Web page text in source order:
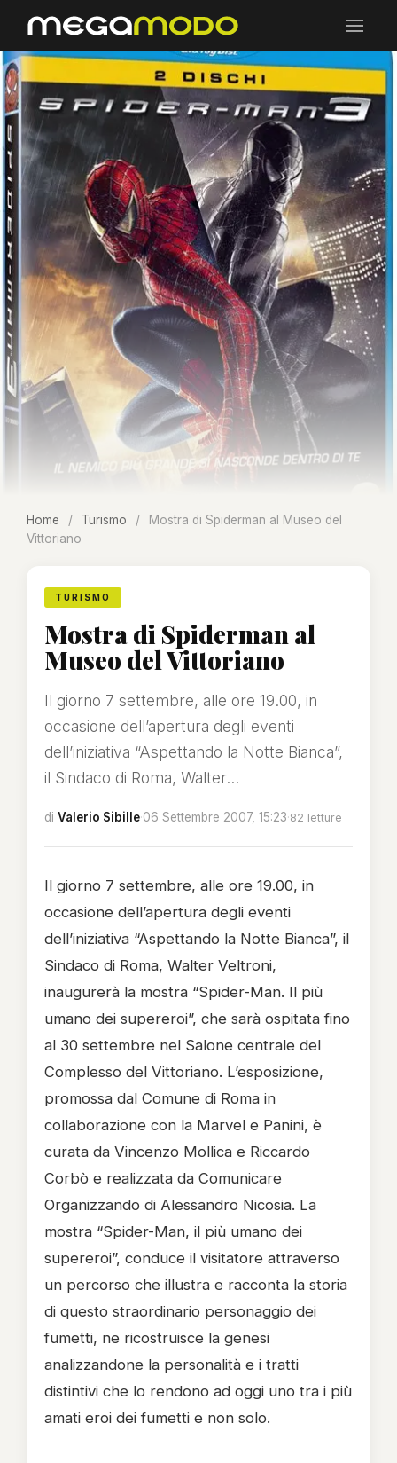
Home / Turismo /
Mostra di Spiderman al Museo del
Vittoriano
TURISMO
Mostra di Spiderman al
Museo del Vittoriano
Il giorno 7 settembre, alle ore 19.00, in
occasione dell’apertura degli eventi
dell’iniziativa “Aspettando la Notte Bianca”,
il Sindaco di Roma, Walter...
di Valerio Sibille·06 Settembre 2007, 15:23·82 letture
Il giorno 7 settembre, alle ore 19.00, in
occasione dell’apertura degli eventi
dell’iniziativa “Aspettando la Notte Bianca”, il
Sindaco di Roma, Walter Veltroni,
inaugurerà la mostra “Spider-Man. Il più
umano dei supereroi”, che sarà ospitata fino
al 30 settembre nel Salone centrale del
Complesso del Vittoriano. L’esposizione,
promossa dal Comune di Roma in
collaborazione con la Marvel e Panini, è
curata da Vincenzo Mollica e Riccardo
Corbò e realizzata da Comunicare
Organizzando di Alessandro Nicosia. La
mostra “Spider-Man, il più umano dei
supereroi”, conduce il visitatore attraverso
un percorso che illustra e racconta la storia
di questo straordinario personaggio dei
fumetti, ne ricostruisce la genesi
analizzandone la personalità e i tratti
distintivi che lo rendono ad oggi uno tra i più
amati eroi dei fumetti e non solo.